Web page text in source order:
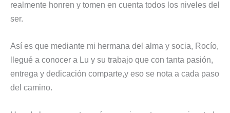
realmente honren y tomen en cuenta todos los niveles del
ser.
Así es que mediante mi hermana del alma y socia, Rocío,
llegué a conocer a Lu y su trabajo que con tanta pasión,
entrega y dedicación comparte,y eso se nota a cada paso
del camino.